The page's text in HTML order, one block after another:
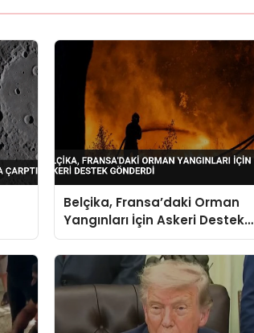
Belçika, Fransa’daki Orman
Yangınları İçin Askeri Destek
Gönderdi